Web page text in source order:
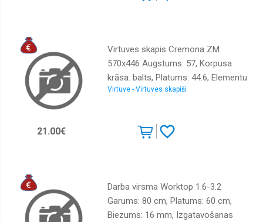
Virtuves skapis Cremona ZM
570x446 Augstums: 57, Korpusa
krāsa: balts, Platums: 44.6, Elementu
krāsa: ozols cremona, Virsma:
Virtuve - Virtuves skapiši
21.00€
Darba virsma Worktop 1.6-3.2
Garums: 80 cm, Platums: 60 cm,
Biezums: 16 mm, Izgatavošanas